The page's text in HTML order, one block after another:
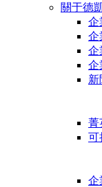
關于德
企
企
企
企
新
菁
可
企